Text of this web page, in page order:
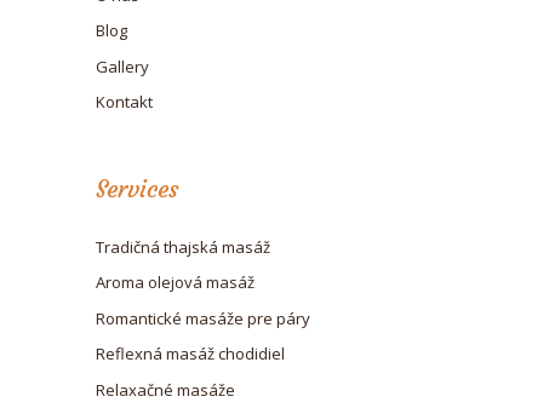
Blog
Gallery
Kontakt
Services
Tradičná thajská masáž
Aroma olejová masáž
Romantické masáže pre páry
Reflexná masáž chodidiel
Relaxačné masáže